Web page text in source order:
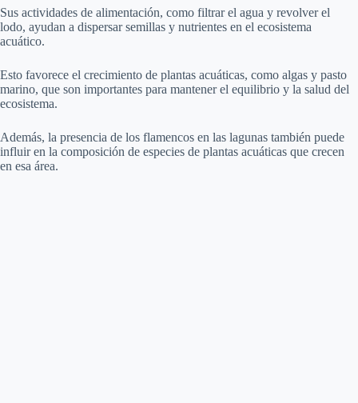
Sus actividades de alimentación, como filtrar el agua y revolver el
lodo, ayudan a dispersar semillas y nutrientes en el ecosistema
acuático.
Esto favorece el crecimiento de plantas acuáticas, como algas y pasto
marino, que son importantes para mantener el equilibrio y la salud del
ecosistema.
Además, la presencia de los flamencos en las lagunas también puede
influir en la composición de especies de plantas acuáticas que crecen
en esa área.